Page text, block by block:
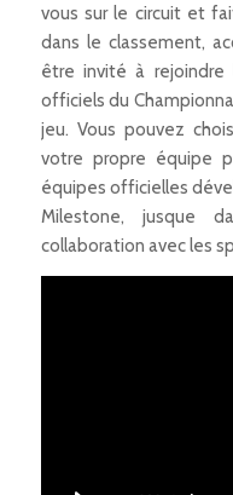
vous sur le circuit et
dans le classement,
être invité à rejoindre
officiels du
jeu. Vous pouvez
votre propre équipe
équipes officielles
Milestone, jusque
collaboration avec les